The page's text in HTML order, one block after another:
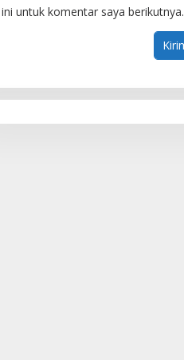
untuk komentar saya berikutnya.